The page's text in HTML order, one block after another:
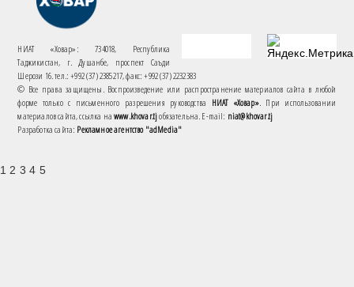
НИАТ «Ховар»: 734018, Республика
Таджикистан, г. Душанбе, проспект Саъди
Шерози 16. тел.: +992 (37) 2385217, факс: +992 (37) 2232383
© Все права защищены. Воспроизведение или распространение материалов сайта в любой
форме только с письменного разрешения руководства НИАТ «Ховар». При использовании
материалов сайта, ссылка наwww.khovar.tjобязательна. E-mail: niat@khovar.tj
Разработка сайта: Рекламное агентство "adMedia"
1 2 3 4 5